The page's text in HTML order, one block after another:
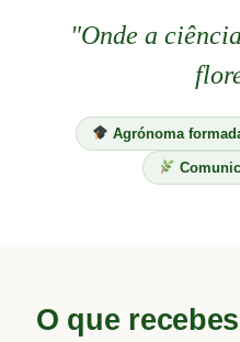
"Onde a
Agrónoma
O que